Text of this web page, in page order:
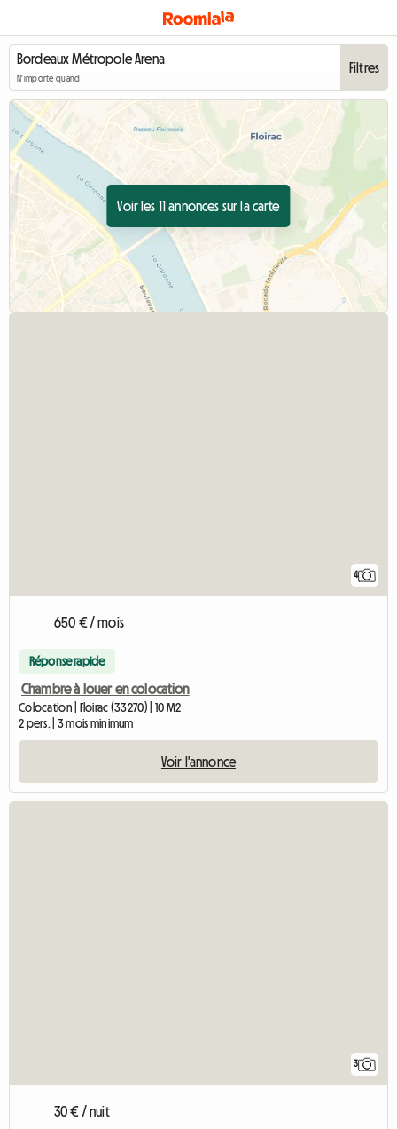
N'importe quand
Filtres
Voir les 11 annonces sur la carte
4
650 € / mois
Réponse rapide
Chambre à louer en colocation
Colocation | Floirac (33270) | 10 M2
2 pers. | 3 mois minimum
Voir l'annonce
3
30 € / nuit